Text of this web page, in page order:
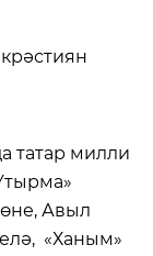
татар милли
Авыл
«Ханым»